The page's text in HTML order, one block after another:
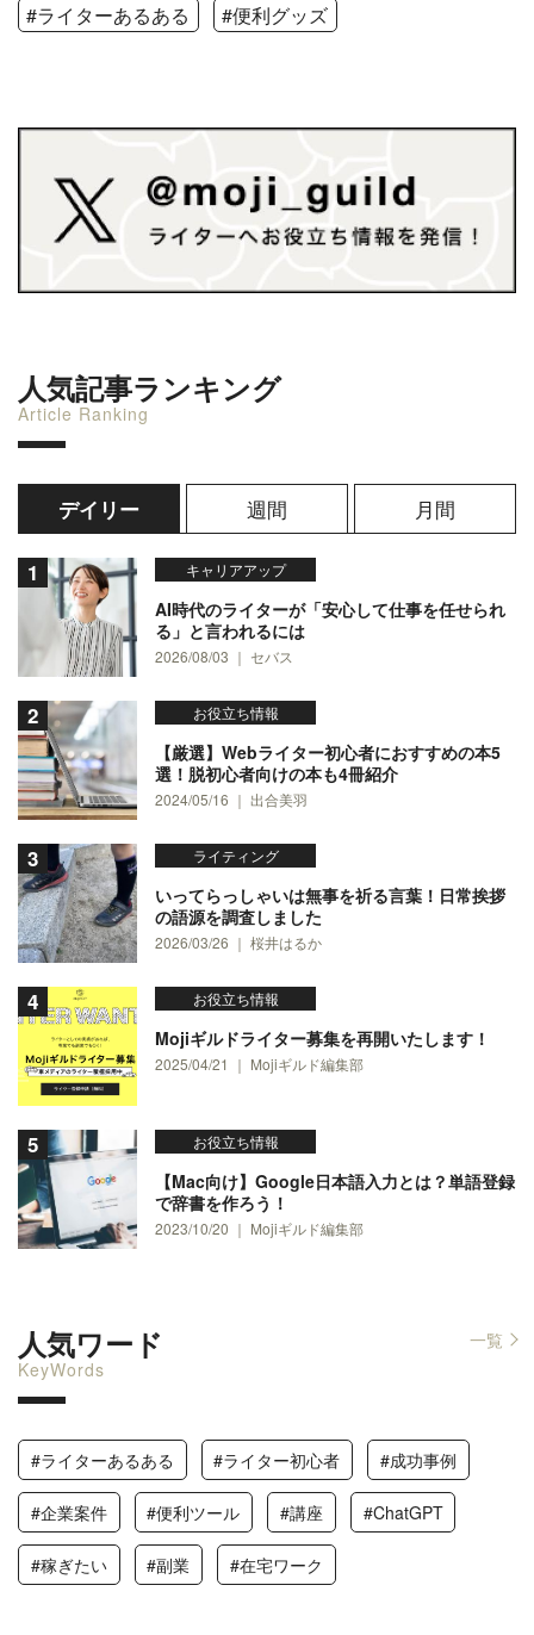
#ライターあるある #便利グッズ
人気記事ランキング
Article Ranking
デイリー 週間 月間
キャリアアップ
AI時代のライターが「安心して仕事を任せられ
る」と言われるには
2026/08/03 ｜ セバス
お役立ち情報
【厳選】Webライター初心者におすすめの本5
選！脱初心者向けの本も4冊紹介
2024/05/16 ｜ 出合美羽
ライティング
いってらっしゃいは無事を祈る言葉！日常挨拶
の語源を調査しました
2026/03/26 ｜ 桜井はるか
お役立ち情報
Mojiギルドライター募集を再開いたします！
2025/04/21 ｜ Mojiギルド編集部
お役立ち情報
【Mac向け】Google日本語入力とは？単語登録
で辞書を作ろう！
2023/10/20 ｜ Mojiギルド編集部
人気ワード
KeyWords
一覧
#ライターあるある #ライター初心者 #成功事例
#企業案件 #便利ツール #講座 #ChatGPT
#稼ぎたい #副業 #在宅ワーク